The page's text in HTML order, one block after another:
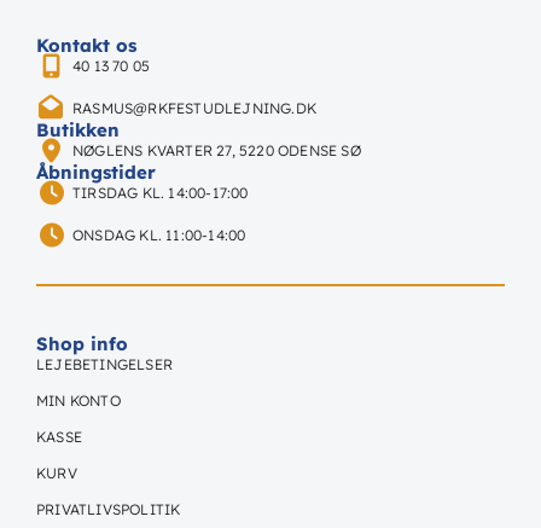
Kontakt os
40 13 70 05
RASMUS@RKFESTUDLEJNING.DK
Butikken
NØGLENS KVARTER 27, 5220 ODENSE SØ
Åbningstider
TIRSDAG KL. 14:00-17:00
ONSDAG KL. 11:00-14:00
Shop info
LEJEBETINGELSER
MIN KONTO
KASSE
KURV
PRIVATLIVSPOLITIK